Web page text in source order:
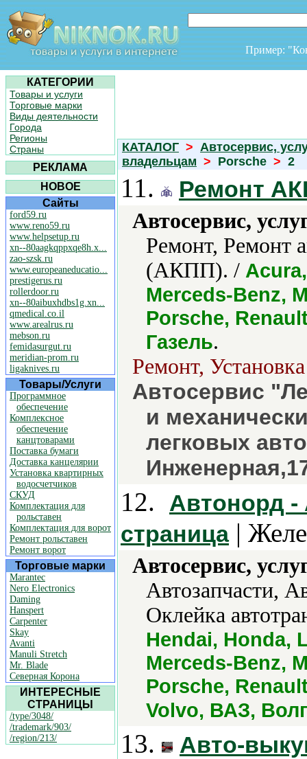
Пример:
КАТЕГОРИИ
Товары и услуги
Торговые марки
Виды деятельности
Города
Регионы
Страны
РЕКЛАМА
НОВОЕ
Сайты
ford59.ru
www.reno59.ru
www.helpsetup.ru
xn--80aagkqppxqe8h.x...
zao-szsk.ru
www.europeaneducatio...
prestigerus.ru
rollerdoor.ru
xn--80aibuxhdbs1g.xn...
qmedical.co.il
www.arealrus.ru
mebson.ru
femidasurgut.ru
meridian-prom.ru
ligaknives.ru
Товары/Услуги
Программное
обеспечение
Комплексное
обеспечение
канцтоварами
Поставка бумаги
Доставка канцелярии
Установка квартирных
водосчетчиков
СКУД
Комплектация для
рольставен
Комплектация для ворот
Ремонт рольставен
Ремонт ворот
Торговые марки
Marantec
Nero Electronics
Daming
Hanspert
Carpenter
Skay
Avanti
Manuli Stretch
Mr. Blade
Северная Корона
ИНТЕРЕСНЫЕ
СТРАНИЦЫ
/type/3048/
/trademark/903/
/region/213/
КАТАЛОГ > Автосервис,
владельцам > Porsche > 2
11. Ремонт
Автосервис,
Ремонт, Ремонт
(АКПП). /
Merceds-Benz,
Porsche,
Газель.
Ремонт,
Автосервис
и
легковых
12.
Автонорд -
страница|
Автосервис,
Автозапчасти,
Оклейка
Hendai, Honda,
Merceds-Benz,
Porsche,
Volvo, ВАЗ,
13. Авто-